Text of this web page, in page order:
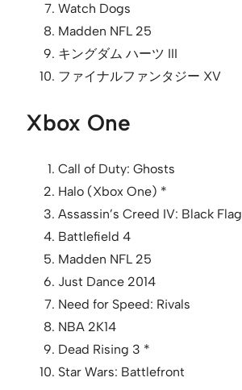
Watch Dogs
Madden NFL 25
キングダム ハーツ III
ファイナルファンタジー XV
Xbox One
Call of Duty: Ghosts
Halo (Xbox One) *
Assassin’s Creed IV: Black Flag
Battlefield 4
Madden NFL 25
Just Dance 2014
Need for Speed: Rivals
NBA 2K14
Dead Rising 3 *
Star Wars: Battlefront